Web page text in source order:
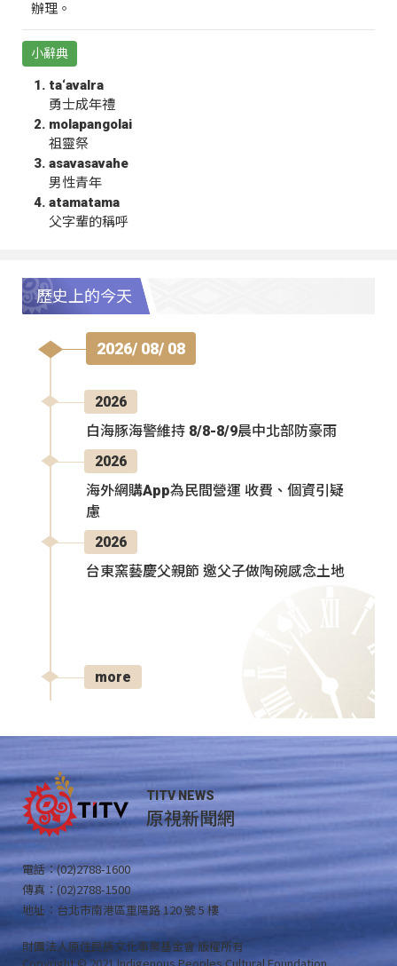
辦理。
小辭典
ta‘avalra
勇士成年禮
molapangolai
祖靈祭
asavasavahe
男性青年
atamatama
父字輩的稱呼
歷史上的今天
2026/ 08/ 08
2026
白海豚海警維持 8/8-8/9晨中北部防豪雨
2026
海外網購App為民間營運 收費、個資引疑
慮
2026
台東窯藝慶父親節 邀父子做陶碗感念土地
more
TITV NEWS
原視新聞網
電話：(02)2788-1600
傳真：(02)2788-1500
地址：台北市南港區重陽路 120 號 5 樓
財團法人原住民族文化事業基金會 版權所有